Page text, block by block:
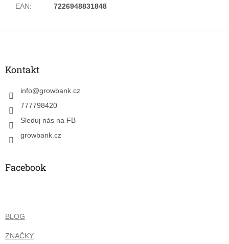
EAN: 7226948831848
Z
Kontakt
info@growbank.cz
777798420
Sleduj nás na FB
growbank.cz
Facebook
BLOG
ZNAČKY